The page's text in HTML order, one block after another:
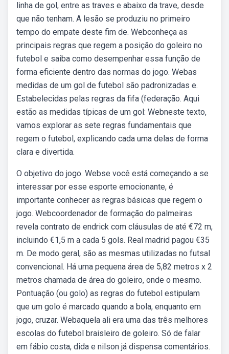
linha de gol, entre as traves e abaixo da trave, desde
que não tenham. A lesão se produziu no primeiro
tempo do empate deste fim de. Webconheça as
principais regras que regem a posição do goleiro no
futebol e saiba como desempenhar essa função de
forma eficiente dentro das normas do jogo. Webas
medidas de um gol de futebol são padronizadas e.
Estabelecidas pelas regras da fifa (federação. Aqui
estão as medidas típicas de um gol: Webneste texto,
vamos explorar as sete regras fundamentais que
regem o futebol, explicando cada uma delas de forma
clara e divertida.
O objetivo do jogo. Webse você está começando a se
interessar por esse esporte emocionante, é
importante conhecer as regras básicas que regem o
jogo. Webcoordenador de formação do palmeiras
revela contrato de endrick com cláusulas de até €72 m,
incluindo €1,5 m a cada 5 gols. Real madrid pagou €35
m. De modo geral, são as mesmas utilizadas no futsal
convencional. Há uma pequena área de 5,82 metros x 2
metros chamada de área do goleiro, onde o mesmo.
Pontuação (ou golo) as regras do futebol estipulam
que um golo é marcado quando a bola, enquanto em
jogo, cruzar. Webaquela ali era uma das três melhores
escolas do futebol braisleiro de goleiro. Só de falar
em fábio costa, dida e nilson já dispensa comentários.